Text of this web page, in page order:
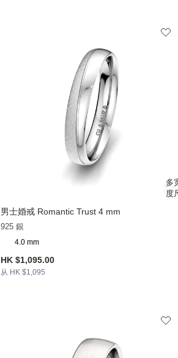
男士婚戒 Romantic Trust 4 mm
925 銀
4.0 mm
HK $1,095.00
从 HK $1,095